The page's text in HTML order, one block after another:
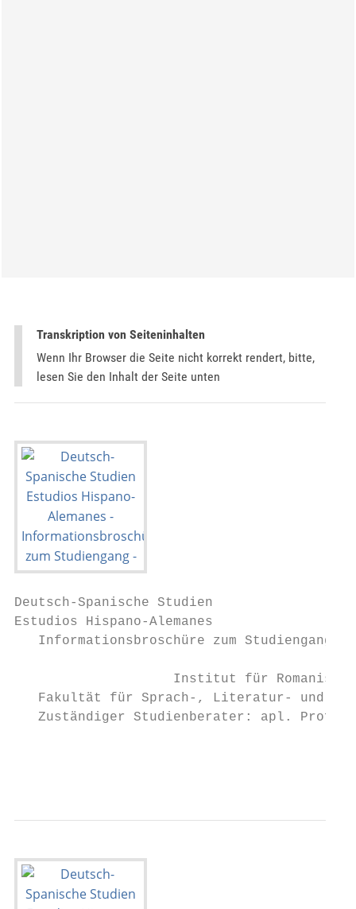
Transkription von Seiteninhalten
Wenn Ihr Browser die Seite nicht korrekt rendert, bitte,
lesen Sie den Inhalt der Seite unten
Deutsch-Spanische Studien
Estudios Hispano-Alemanes
   Informationsbroschüre zum Studiengang
                    Institut für Romanistik
Fakultät für Sprach-, Literatur- und
Zuständiger Studienberater: apl. Prof.